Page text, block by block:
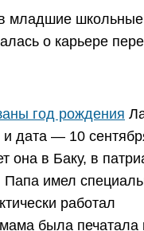
младшие
о карьере
год рождения
дата — 10
она в Баку, в
Папа имел
работал
была печатала